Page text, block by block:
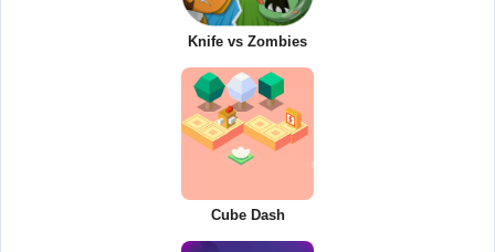
Knife vs Zombies
Cube Dash